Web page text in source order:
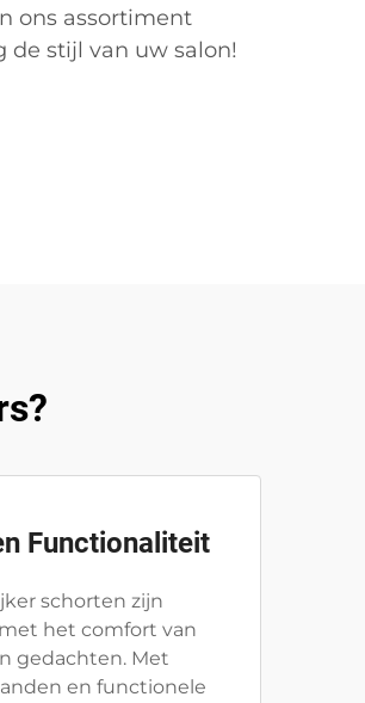
ons assortiment
de stijl van uw salon!
Functionaliteit
schorten zijn
het comfort van
gedachten. Met
en functionele